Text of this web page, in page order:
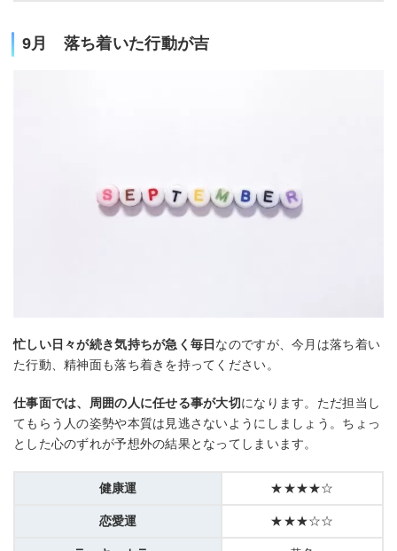
9月 落ち着いた行動が吉
忙しい日々が続き気持ちが急く毎日 なのですが、今月は落ち着い
た行動、精神面も落ち着きを持ってください。
仕事面では、周囲の人に任せる事が大切になります。ただ担当し
てもらう人の姿勢や本質は見逃さないようにしましょう。ちょっ
とした心のずれが予想外の結果となってしまいます。
健康運 ★★★★☆
恋愛運 ★★★☆☆